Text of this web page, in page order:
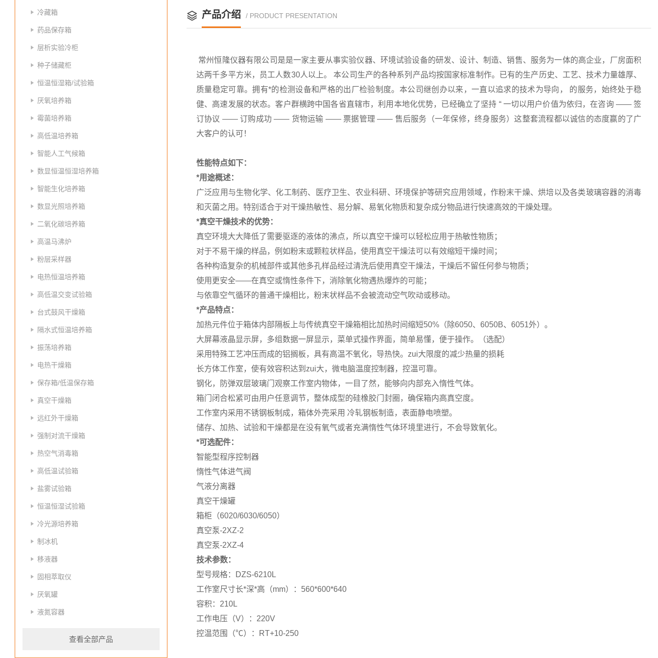
冷藏箱
药品保存箱
层析实验冷柜
种子储藏柜
恒温恒湿箱/试验箱
厌氧培养箱
霉菌培养箱
高低温培养箱
智能人工气候箱
数显恒温恒湿培养箱
智能生化培养箱
数显光照培养箱
二氧化碳培养箱
高温马沸炉
粉层采样器
电热恒温培养箱
高低温交变试验箱
台式鼓风干燥箱
隔水式恒温培养箱
振荡培养箱
电热干燥箱
保存箱/低温保存箱
真空干燥箱
远红外干燥箱
强制对流干燥箱
热空气消毒箱
高低温试验箱
盐雾试验箱
恒温恒湿试验箱
冷光源培养箱
制冰机
移液器
固相萃取仪
厌氧罐
液氮容器
查看全部产品
产品介绍 / PRODUCT PRESENTATION
常州恒隆仪器有限公司是是一家主要从事实验仪器、环境试验设备的研发、设计、制造、销售、服务为一体的高企业，厂房面积
达两千多平方米，员工人数30人以上。 本公司生产的各种系列产品均按国家标准制作。已有的生产历史、工艺、技术力量雄厚、
质量稳定可靠。拥有*的检测设备和严格的出厂检验制度。本公司继创办以来，一直以追求的技术为导向， 的服务，始终处于稳
健、高速发展的状态。客户群横跨中国各省直辖市，利用本地化优势，已经确立了坚持 “ 一切以用户价值为依归，在咨询 —— 签
订协议 —— 订购成功 —— 货物运输 —— 票据管理 —— 售后服务（一年保修，终身服务）这整套流程都以诚信的态度赢的了广
大客户的认可！
性能特点如下：
*用途概述：
广泛应用与生物化学、化工制药、医疗卫生、农业科研、环境保护等研究应用领域，作粉末干燥、烘培以及各类玻璃容器的消毒
和灭菌之用。特别适合于对干燥热敏性、易分解、易氧化物质和复杂成分物品进行快速高效的干燥处理。
*真空干燥技术的优势：
真空环境大大降低了需要驱逐的液体的沸点，所以真空干燥可以轻松应用于热敏性物质；
对于不易干燥的样品，例如粉末或颗粒状样品，使用真空干燥法可以有效缩短干燥时间；
各种构造复杂的机械部件或其他多孔样品经过清洗后使用真空干燥法，干燥后不留任何参与物质；
使用更安全――在真空或惰性条件下，消除氧化物遇热爆炸的可能；
与依靠空气循环的普通干燥相比，粉末状样品不会被流动空气吹动或移动。
*产品特点：
加热元件位于箱体内部隔板上与传统真空干燥箱相比加热时间缩短50%（除6050、6050B、6051外）。
大屏幕液晶显示屏，多组数据一屏显示，菜单式操作界面，简单易懂，便于操作。（选配）
采用特殊工艺冲压而成的铝搁板，具有高温不氧化，导热快。zui大限度的减少热量的损耗
长方体工作室，使有效容积达到zui大，微电脑温度控制器，控温可靠。
钢化，防弹双层玻璃门观察工作室内物体，一目了然，能够向内部充入惰性气体。
箱门闭合松紧可由用户任意调节，整体成型的硅橡胶门封圈，确保箱内高真空度。
工作室内采用不锈钢板制成，箱体外壳采用 冷轧钢板制造，表面静电喷塑。
储存、加热、试验和干燥都是在没有氧气或者充满惰性气体环境里进行，不会导致氧化。
*可选配件：
智能型程序控制器
惰性气体进气阀
气液分离器
真空干燥罐
箱柜（6020/6030/6050）
真空泵-2XZ-2
真空泵-2XZ-4
技术参数：
型号规格：DZS-6210L
工作室尺寸长*深*高（mm）：560*600*640
容积：210L
工作电压（V）：220V
控温范围（℃）：RT+10-250